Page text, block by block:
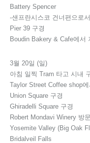
Battery Spencer
-샌프란시스코 건너편으로
Pier 39 구경
Boudin Bakery & Cafe에서
3월 20일 (일)
아침 일찍 Tram 타고 시내
Taylor Street Coffee shop
Union Square 구경
Ghiradelli Square 구경
Robert Mondavi Winery 방
Yosemite Valley (Big Oak
Bridalveil Falls